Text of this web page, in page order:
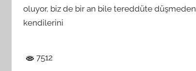
oluyor, biz de bir an bile tereddüte düşmeden
kendilerini
7512